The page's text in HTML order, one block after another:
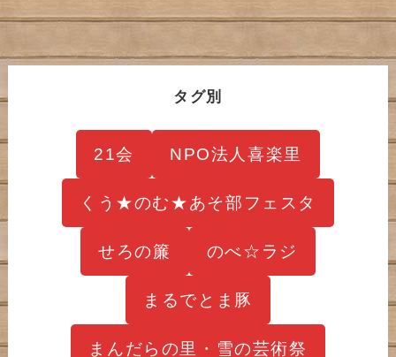
タグ別
21会 NPO法人喜楽里
くう★のむ★あそ部フェスタ
せろの簾 のべ☆ラジ
まるでとま豚
まんだらの里・雪の芸術祭